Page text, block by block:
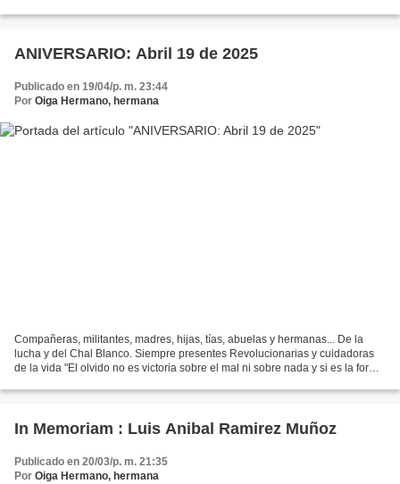
ANIVERSARIO: Abril 19 de 2025
Publicado en 19/04/p. m. 23:44
Por Oiga Hermano, hermana
Compañeras, militantes, madres, hijas, tías, abuelas y hermanas... De la
lucha y del Chal Blanco. Siempre presentes Revolucionarias y cuidadoras
de la vida "El olvido no es victoria sobre el mal ni sobre nada y si es la forma
In Memoriam : Luis Anibal Ramirez Muñoz
Publicado en 20/03/p. m. 21:35
Por Oiga Hermano, hermana